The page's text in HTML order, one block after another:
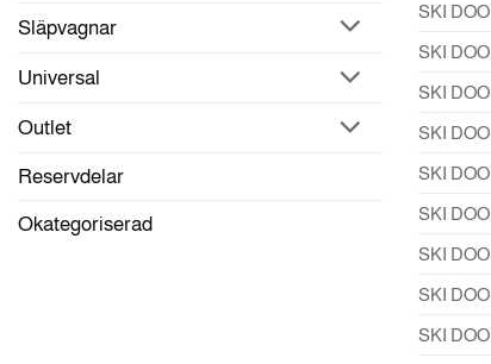
Släpvagnar
Universal
Outlet
Reservdelar
Okategoriserad
SKI DOO
SKI DOO
SKI DOO
SKI DOO
SKI DOO
SKI DOO
SKI DOO
SKI DOO
SKI DOO